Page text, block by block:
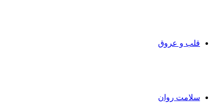
قلب و عروق
سلامت روان